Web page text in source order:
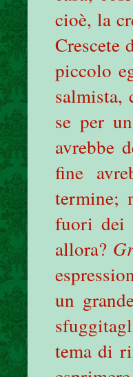
cioè, la
Crescete
piccolo
salmista,
se per
avrebbe
fine
termine;
fuori dei
allora?
un
tema di